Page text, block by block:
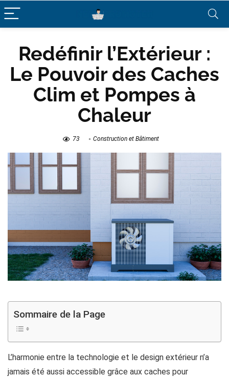
Redéfinir l’Extérieur :
Le Pouvoir des Caches
Clim et Pompes à
Chaleur
73 Construction et Bâtiment
Sommaire de la Page
L’harmonie entre la technologie et le design extérieur n’a
jamais été aussi accessible grâce aux caches pour